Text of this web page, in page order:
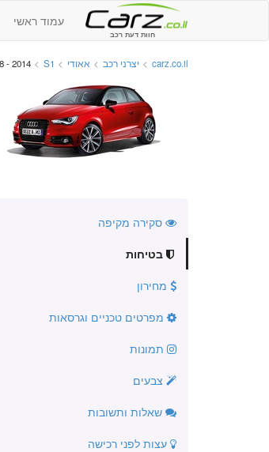
חוות דעת רכב
עמוד ראשי
carz.co.il
> יצרני רכב > אאודי >
S1
> 2014 - 2018 - בטיחות
סקירה מקיפה
בטיחות
מחירון
מפרטים טכניים וגרסאות
תמונות
צבעים
שאלות ותשובות
עצות לפני רכישה